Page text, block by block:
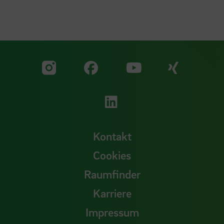
Zu unserer Facebook
Zu
Zu unserer
Kontakt
Cookies
Raumfinder
Karriere
Impressum